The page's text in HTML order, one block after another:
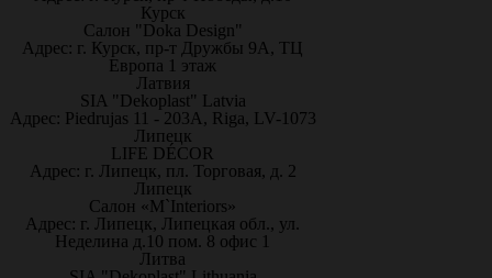
Курск
Салон "Doka Design"
Адрес: г. Курск, пр-т Дружбы 9А, ТЦ
Европа 1 этаж
Латвия
SIA "Dekoplast" Latvia
Адрес: Piedrujas 11 - 203A, Riga, LV-1073
Липецк
LIFE DÉCOR
Адрес: г. Липецк, пл. Торговая, д. 2
Липецк
Салон «M`Interiors»
Адрес: г. Липецк, Липецкая обл., ул.
Неделина д.10 пом. 8 офис 1
Литва